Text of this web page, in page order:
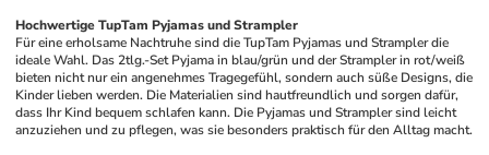
Hochwertige TupTam Pyjamas und Strampler
Für eine erholsame Nachtruhe sind die TupTam Pyjamas und Strampler die
ideale Wahl. Das 2tlg.-Set Pyjama in blau/grün und der Strampler in rot/weiß
bieten nicht nur ein angenehmes Tragegefühl, sondern auch süße Designs, die
Kinder lieben werden. Die Materialien sind hautfreundlich und sorgen dafür,
dass Ihr Kind bequem schlafen kann. Die Pyjamas und Strampler sind leicht
anzuziehen und zu pflegen, was sie besonders praktisch für den Alltag macht.